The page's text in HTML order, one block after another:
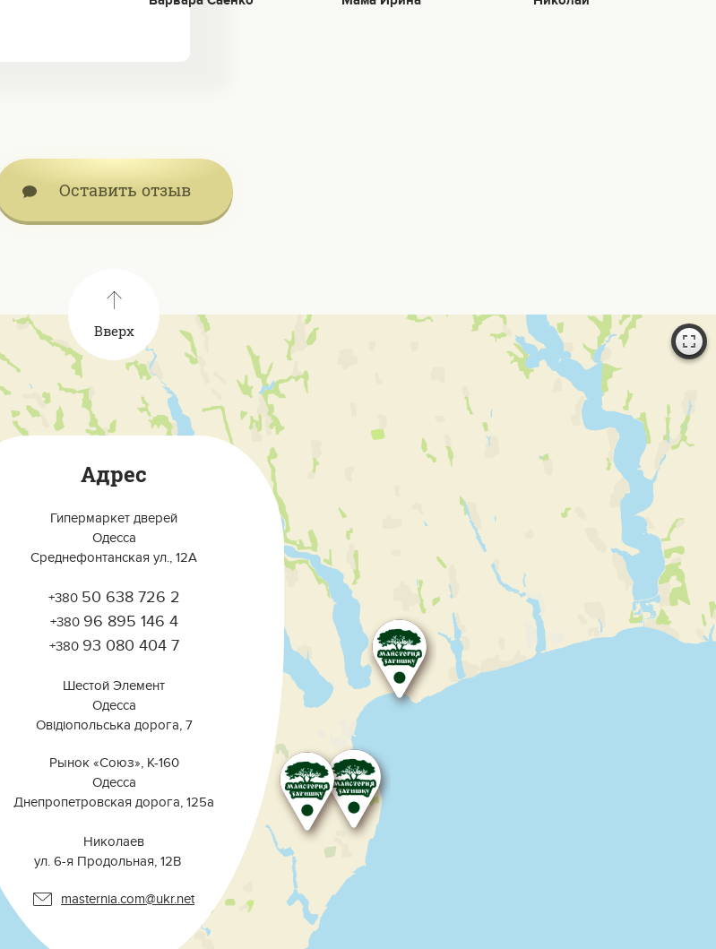
Оставить отзыв
Вверх
Адрес
Гипермаркет дверей
Одесса
Среднефонтанская ул., 12А
+380 50 638 726 2
+380 96 895 146 4
+380 93 080 404 7
Шестой Элемент
Одесса
Овідіопольська дорога, 7
Рынок «Союз», К-160
Одесса
Днепропетровская дорога, 125а
Николаев
ул. 6-я Продольная, 12В ⠀
masternia.com@ukr.net